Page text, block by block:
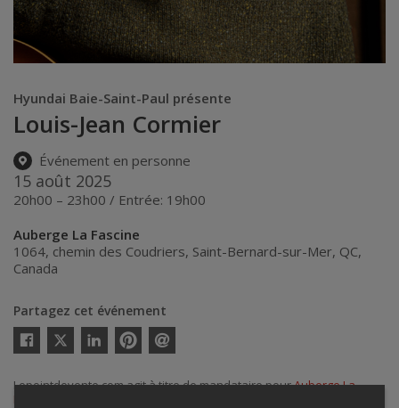
Hyundai Baie-Saint-Paul présente
Louis-Jean Cormier
Événement en personne
15 août 2025
20h00 – 23h00 / Entrée: 19h00
Auberge La Fascine
1064, chemin des Coudriers, Saint-Bernard-sur-Mer, QC,
Canada
Partagez cet événement
Twitter
courriel
Lepointdevente.com agit à titre de mandataire pourAuberge La